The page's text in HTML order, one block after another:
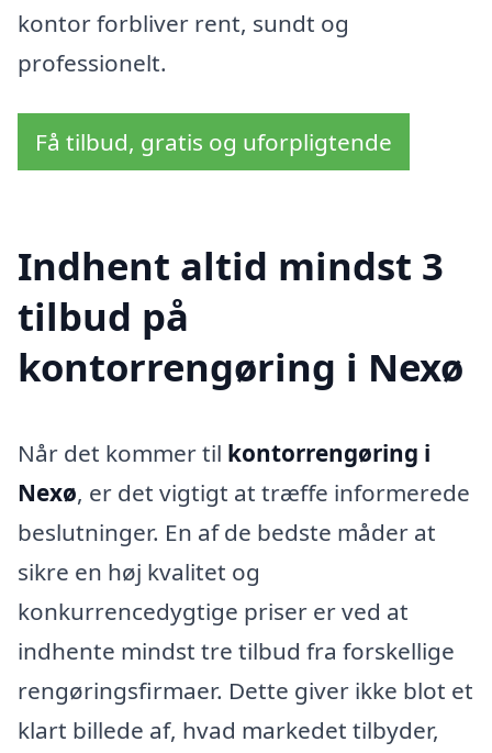
kontor forbliver rent, sundt og
professionelt.
Få tilbud, gratis og uforpligtende
Indhent altid mindst 3
tilbud på
kontorrengøring i Nexø
Når det kommer til kontorrengøring i
Nexø, er det vigtigt at træffe informerede
beslutninger. En af de bedste måder at
sikre en høj kvalitet og
konkurrencedygtige priser er ved at
indhente mindst tre tilbud fra forskellige
rengøringsfirmaer. Dette giver ikke blot et
klart billede af, hvad markedet tilbyder,